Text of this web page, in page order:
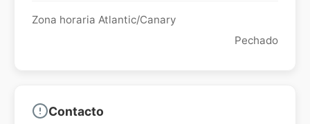
Zona horaria Atlantic/Canary
Pechado
Contacto